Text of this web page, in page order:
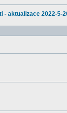
- aktualizace 2022-5-